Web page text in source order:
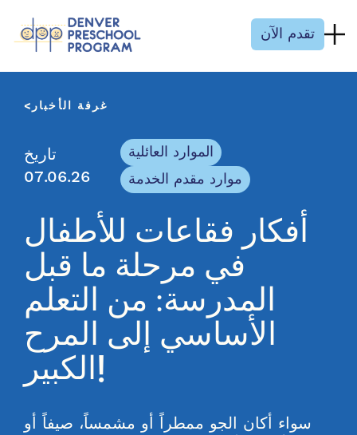
تقدم الآن
غرفة الأخبار
تاريخ
07.06.26
الموارد العائلية
موارد مقدم الخدمة
أفكار فقاعات للأطفال
في مرحلة ما قبل
المدرسة: من التعلم
الأساسي إلى المرح
الكبير!
سواء أكان الجو ممطراً أو مشمساً، صيفاً أو